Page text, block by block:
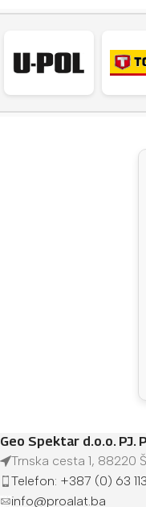
Geo Spektar d.o.o. PJ.
Trnska cesta 1, 88220
Telefon: +387 (0) 63
info@proalat.ba